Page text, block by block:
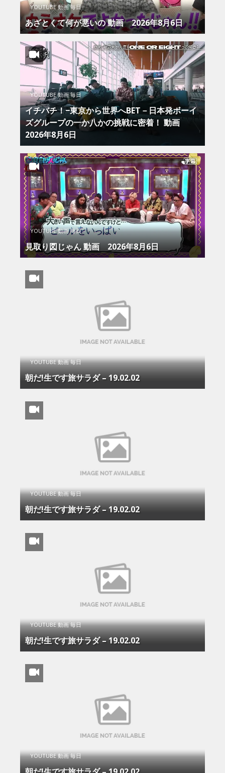
YOUTUBE 動画 毎日
あざとくて何が悪いの 動画 2026年8月6日
YOUTUBE 動画 毎日
イチバチ！−東京から世界へBET－日本発ボーイ
ズグループの一か八かの挑戦に密着！ 動画
2026年8月6日
YOUTUBE 動画 毎日
見取り図じゃん 動画 2026年8月6日
YOUTUBE 動画 毎日
朝だ!生です旅サラダ – 19.02.02
YOUTUBE 動画 毎日
朝だ!生です旅サラダ – 19.02.02
YOUTUBE 動画 毎日
朝だ!生です旅サラダ – 19.02.02
YOUTUBE 動画 毎日